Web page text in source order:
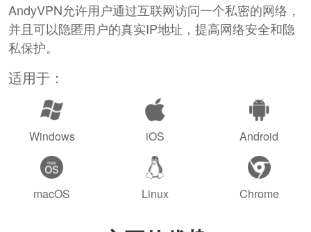
AndyVPN允许用户通过互联网访问一个私密的网络，
并且可以隐匿用户的真实IP地址，提高网络安全和隐
私保护。
适用于：
Windows iOS Android
macOS Linux Chrome